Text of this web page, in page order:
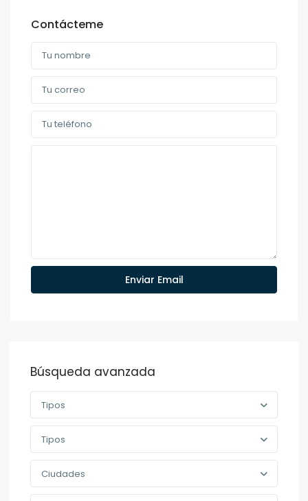
Contácteme
Búsqueda avanzada
Tipos
Tipos
Ciudades